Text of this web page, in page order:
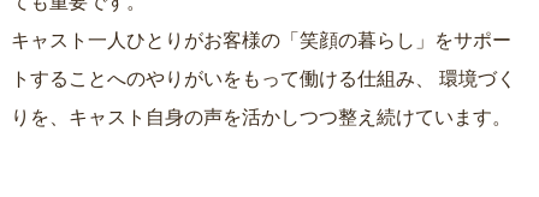
キャスト一人ひとりがお客様の「笑顔の暮らし」をサポー
トすることへのやりがいをもって働ける仕組み、
りを、キャスト自身の声を活かしつつ整え続けています。